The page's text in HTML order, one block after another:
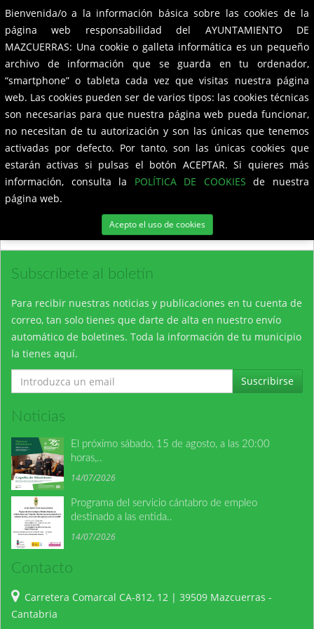
Toggle
navigation
Ayuntamiento de Mazcuerras
Bienvenida/o a la información básica sobre las cookies de la
página web responsabilidad del AYUNTAMIENTO DE
MAZCUERRAS: Una cookie o galleta informática es un pequeño
archivo de información que se guarda en tu ordenador,
“smartphone” o tableta cada vez que visitas nuestra página
web. Las cookies pueden ser de varios tipos: las cookies técnicas
son necesarias para que nuestra página web pueda funcionar,
no necesitan de tu autorización y son las únicas que tenemos
activadas por defecto. Por tanto, son las únicas cookies que
estarán activas si pulsas el botón ACEPTAR. Si quieres más
información, consulta la POLÍTICA DE COOKIESde nuestra
página web.
Acepto el uso de cookies
Exposición en el molino de
Mazcuerras
Desde el 8 al 14
de agosto, en
horario de 11:00 a 14:00 y de 17:00 a 21:00 horas, se podrá
visitar en el molino de Mazcuerras las telas de Belén López
de Diego, junto con las pinturas de Mariano Carabias, que ha
recreado en sus pinturas el mito de Aracné.
Subscríbete al boletín
Para recibir nuestras noticias y publicaciones en tu cuenta de
correo, tan solo tienes que darte de alta en nuestro envío
automático de boletines. Toda la información de tu municipio
la tienes aquí.
Suscribirse
Noticias
El próximo sábado, 15 de agosto, a las 20:00
horas,..
14/07/2026
Programa del servicio cántabro de empleo
destinado a las entida..
14/07/2026
Contacto
Carretera Comarcal CA-812, 12 | 39509 Mazcuerras -
Cantabria